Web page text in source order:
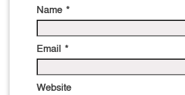
Name *
Email *
Website